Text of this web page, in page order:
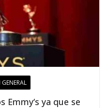
Emmy‘s ya que se